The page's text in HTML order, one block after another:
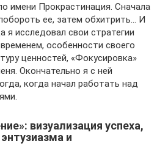
имени Прокрастинация. Сначала
ее, затем обхитрить… И
я исследовал свои стратегии
особенности своего
ценностей, «Фокусировка»
Окончательно я с ней
когда начал работать над
визуализация успеха,
и